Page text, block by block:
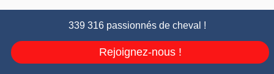
339 316 passionnés de cheval !
Rejoignez-nous !